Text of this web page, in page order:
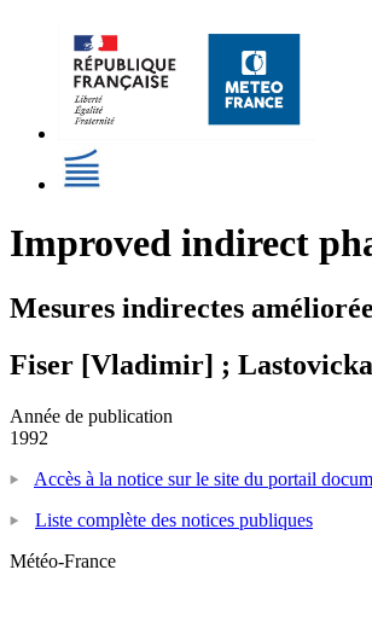
Improved indirect
Mesures indirectes
Fiser [Vladimir] ;
Année de publication
1992
Accès à la notice sur le site du portail
Liste complète des notices publiques
Météo-France